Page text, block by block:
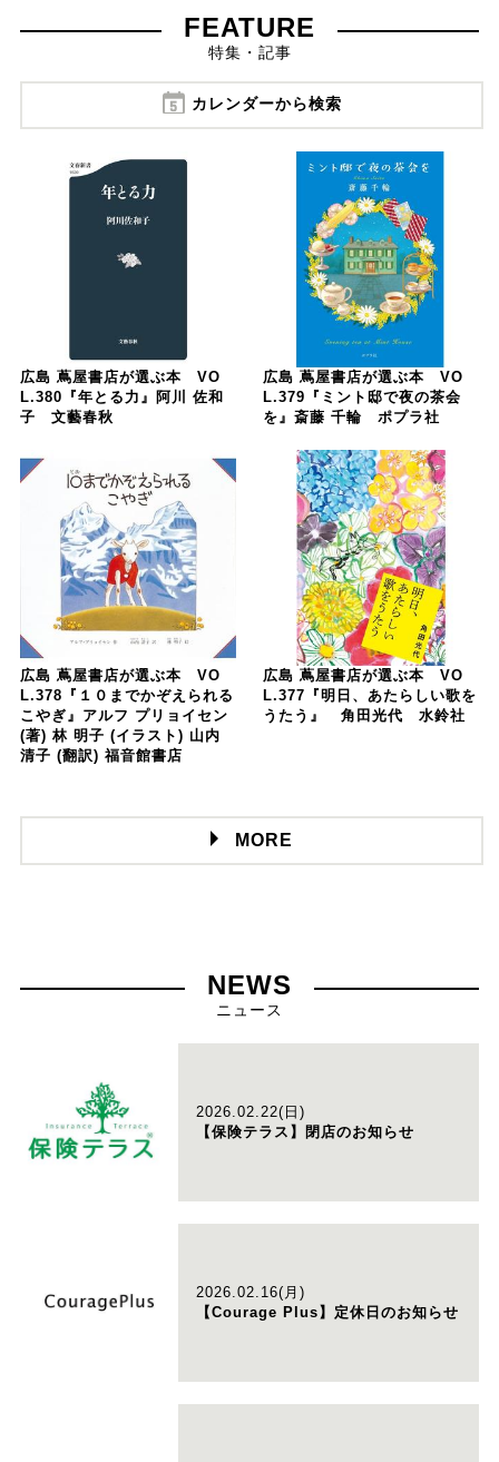
FEATURE
特集・記事
カレンダーから検索
広島 蔦屋書店が選ぶ本 VO
L.380『年とる力』阿川 佐和
子 文藝春秋
広島 蔦屋書店が選ぶ本 VO
L.379『ミント邸で夜の茶会
を』斎藤 千輪 ポプラ社
広島 蔦屋書店が選ぶ本 VO
L.378『１０までかぞえられる
こやぎ』アルフ プリョイセン
(著) 林 明子 (イラスト) 山内
清子 (翻訳) 福音館書店
広島 蔦屋書店が選ぶ本 VO
L.377『明日、あたらしい歌を
うたう』 角田光代 水鈴社
MORE
NEWS
ニュース
2026.02.22(日)
【保険テラス】閉店のお知らせ
2026.02.16(月)
【Courage Plus】定休日のお知らせ